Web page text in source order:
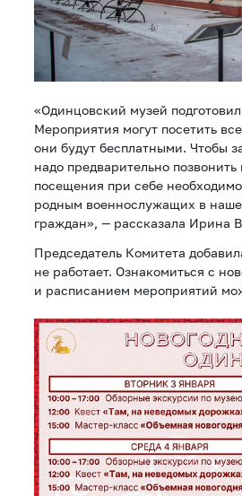
«Одинцовский музей
Мероприятия могут посетить
они будут бесплатными. Чтобы
надо предварительно
посещения при себе
родным военнослужащих в
граждан», — рассказала Ирина
Председатель Комитета
не работает. Ознакомиться с
и расписанием мероприятий